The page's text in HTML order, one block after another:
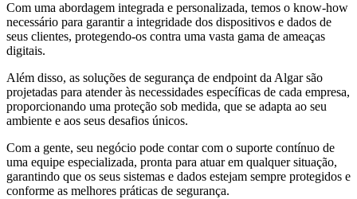
Com uma abordagem integrada e personalizada, temos o know-how
necessário para garantir a integridade dos dispositivos e dados de
seus clientes, protegendo-os contra uma vasta gama de ameaças
digitais.
Além disso, as soluções de segurança de endpoint da Algar são
projetadas para atender às necessidades específicas de cada empresa,
proporcionando uma proteção sob medida, que se adapta ao seu
ambiente e aos seus desafios únicos.
Com a gente, seu negócio pode contar com o suporte contínuo de
uma equipe especializada, pronta para atuar em qualquer situação,
garantindo que os seus sistemas e dados estejam sempre protegidos e
conforme as melhores práticas de segurança.